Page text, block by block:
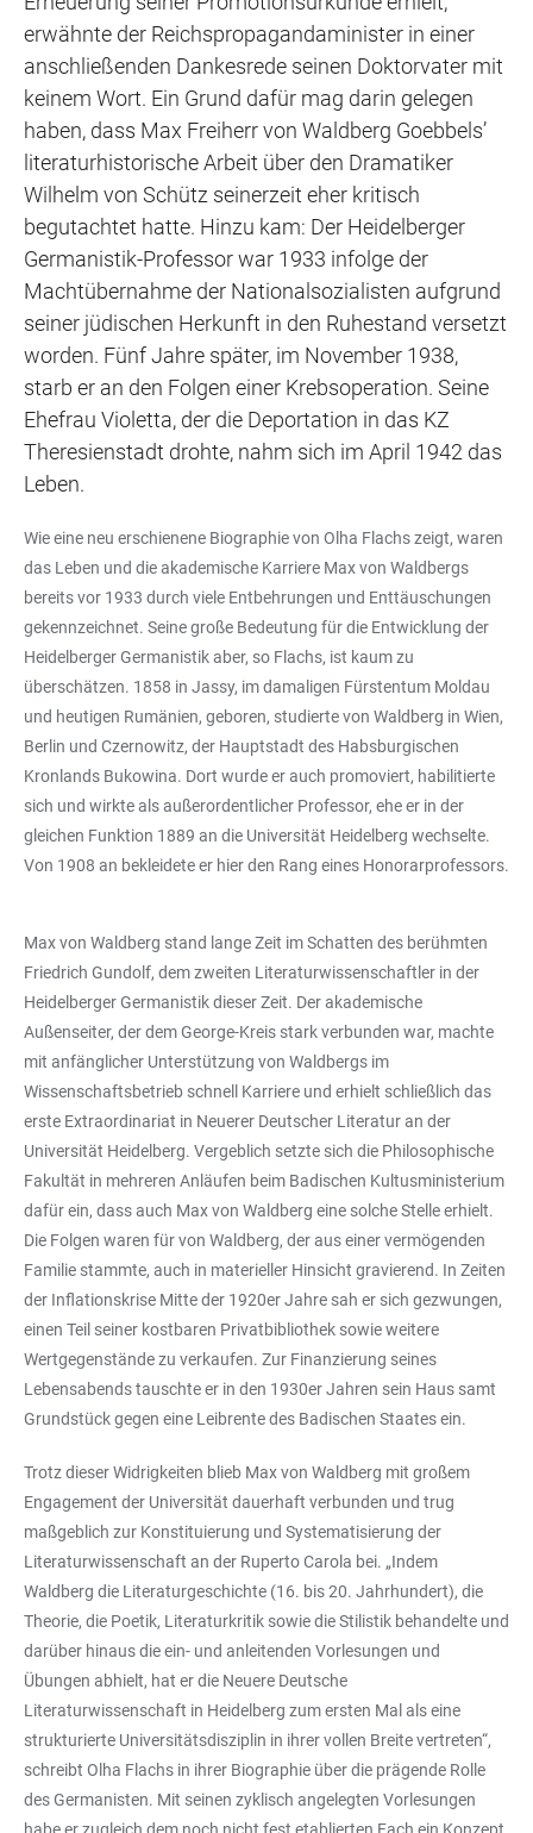
erwähnte der Reichspropagandaminister in einer
anschließenden Dankesrede seinen Doktorvater mit
keinem Wort. Ein Grund dafür mag darin gelegen
haben, dass Max Freiherr von Waldberg Goebbels’
literaturhistorische Arbeit über den Dramatiker
Wilhelm von Schütz seinerzeit eher kritisch
begutachtet hatte. Hinzu kam: Der Heidelberger
Germanistik-Professor war 1933 infolge der
Machtübernahme der Nationalsozialisten aufgrund
seiner jüdischen Herkunft in den Ruhestand versetzt
worden. Fünf Jahre später, im November 1938,
starb er an den Folgen einer Krebsoperation. Seine
Ehefrau Violetta, der die Deportation in das KZ
Theresienstadt drohte, nahm sich im April 1942 das
Leben.
Wie eine neu erschienene Biographie von Olha Flachs zeigt, waren
das Leben und die akademische Karriere Max von Waldbergs
bereits vor 1933 durch viele Entbehrungen und Enttäuschungen
gekennzeichnet. Seine große Bedeutung für die Entwicklung der
Heidelberger Germanistik aber, so Flachs, ist kaum zu
überschätzen. 1858 in Jassy, im damaligen Fürstentum Moldau
und heutigen Rumänien, geboren, studierte von Waldberg in Wien,
Berlin und Czernowitz, der Hauptstadt des Habsburgischen
Kronlands Bukowina. Dort wurde er auch promoviert, habilitierte
sich und wirkte als außerordentlicher Professor, ehe er in der
gleichen Funktion 1889 an die Universität Heidelberg wechselte.
Von 1908 an bekleidete er hier den Rang eines Honorarprofessors.
Max von Waldberg stand lange Zeit im Schatten des berühmten
Friedrich Gundolf, dem zweiten Literaturwissenschaftler in der
Heidelberger Germanistik dieser Zeit. Der akademische
Außenseiter, der dem George-Kreis stark verbunden war, machte
mit anfänglicher Unterstützung von Waldbergs im
Wissenschaftsbetrieb schnell Karriere und erhielt schließlich das
erste Extraordinariat in Neuerer Deutscher Literatur an der
Universität Heidelberg. Vergeblich setzte sich die Philosophische
Fakultät in mehreren Anläufen beim Badischen Kultusministerium
dafür ein, dass auch Max von Waldberg eine solche Stelle erhielt.
Die Folgen waren für von Waldberg, der aus einer vermögenden
Familie stammte, auch in materieller Hinsicht gravierend. In Zeiten
der Inflationskrise Mitte der 1920er Jahre sah er sich gezwungen,
einen Teil seiner kostbaren Privatbibliothek sowie weitere
Wertgegenstände zu verkaufen. Zur Finanzierung seines
Lebensabends tauschte er in den 1930er Jahren sein Haus samt
Grundstück gegen eine Leibrente des Badischen Staates ein.
Trotz dieser Widrigkeiten blieb Max von Waldberg mit großem
Engagement der Universität dauerhaft verbunden und trug
maßgeblich zur Konstituierung und Systematisierung der
Literaturwissenschaft an der Ruperto Carola bei. „Indem
Waldberg die Literaturgeschichte (16. bis 20. Jahrhundert), die
Theorie, die Poetik, Literaturkritik sowie die Stilistik behandelte und
darüber hinaus die ein- und anleitenden Vorlesungen und
Übungen abhielt, hat er die Neuere Deutsche
Literaturwissenschaft in Heidelberg zum ersten Mal als eine
strukturierte Universitätsdisziplin in ihrer vollen Breite vertreten“,
schreibt Olha Flachs in ihrer Biographie über die prägende Rolle
des Germanisten. Mit seinen zyklisch angelegten Vorlesungen
habe er zugleich dem noch nicht fest etablierten Fach ein Konzept